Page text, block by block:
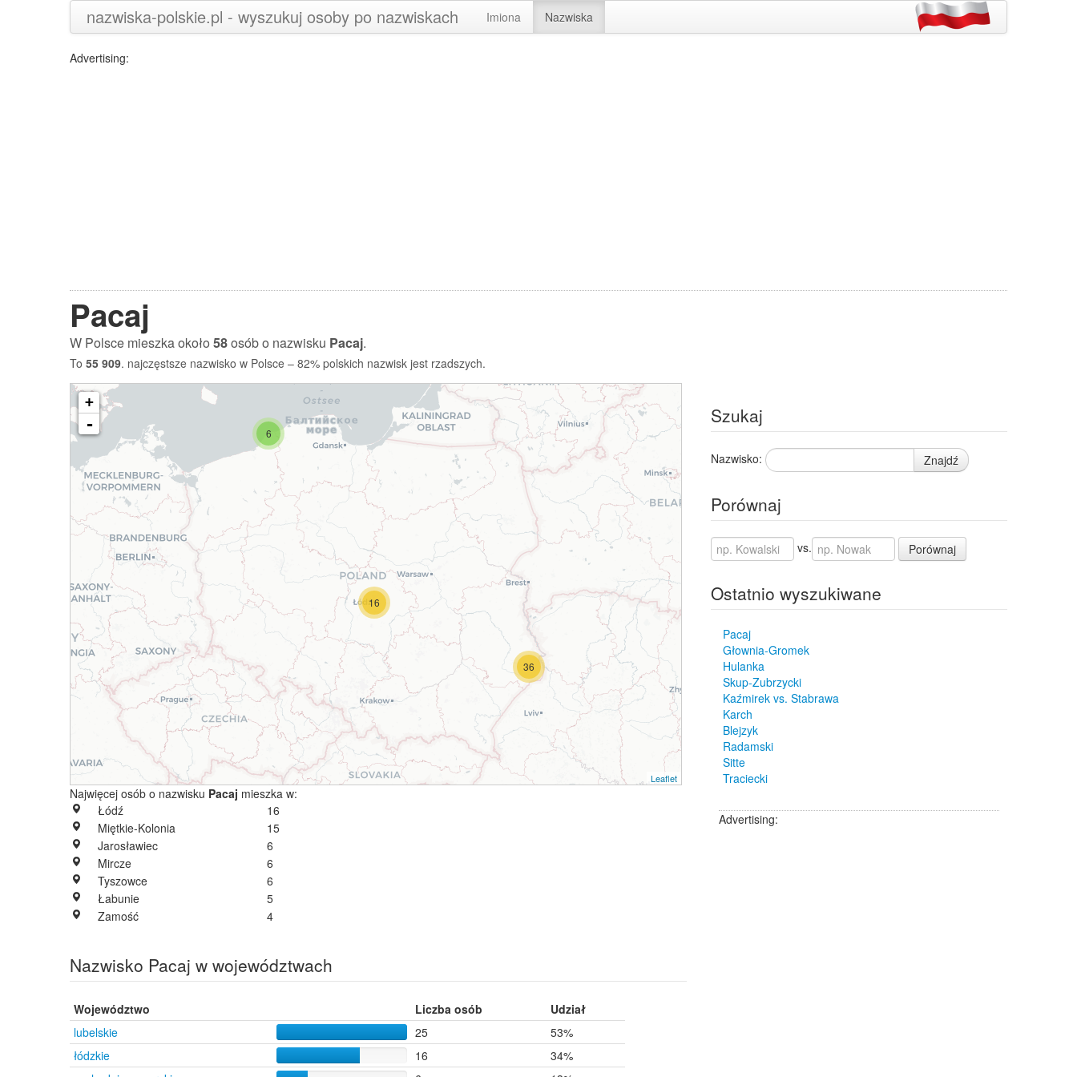
nazwiska-polskie.pl - wyszukuj osoby po nazwiskach Imiona Nazwiska
Advertising:
Pacaj
W Polsce mieszka około58osób o nazwisku Pacaj.
To 55 909. najczęstsze nazwisko w Polsce – 82% polskich nazwisk jest rzadszych.
6
16
36
+
-
Leaflet
Najwięcej osób o nazwisku Pacaj mieszka w:
Łódź
16
Miętkie-Kolonia
15
Jarosławiec
6
Mircze
6
Tyszowce
6
Łabunie
5
Zamość
4
Nazwisko Pacaj w województwach
Województwo Liczba osób
Udział
lubelskie
25
53%
łódzkie
16
34%
Szukaj
Nazwisko: Znajdź
Porównaj
vs. Porównaj
Ostatnio wyszukiwane
Pacaj
Głownia-Gromek
Hulanka
Skup-Zubrzycki
Kaźmirek vs. Stabrawa
Karch
Blejzyk
Radamski
Sitte
Traciecki
Advertising: